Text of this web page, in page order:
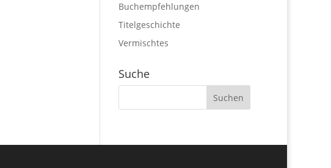
Buchempfehlungen
Titelgeschichte
Vermischtes
Suche